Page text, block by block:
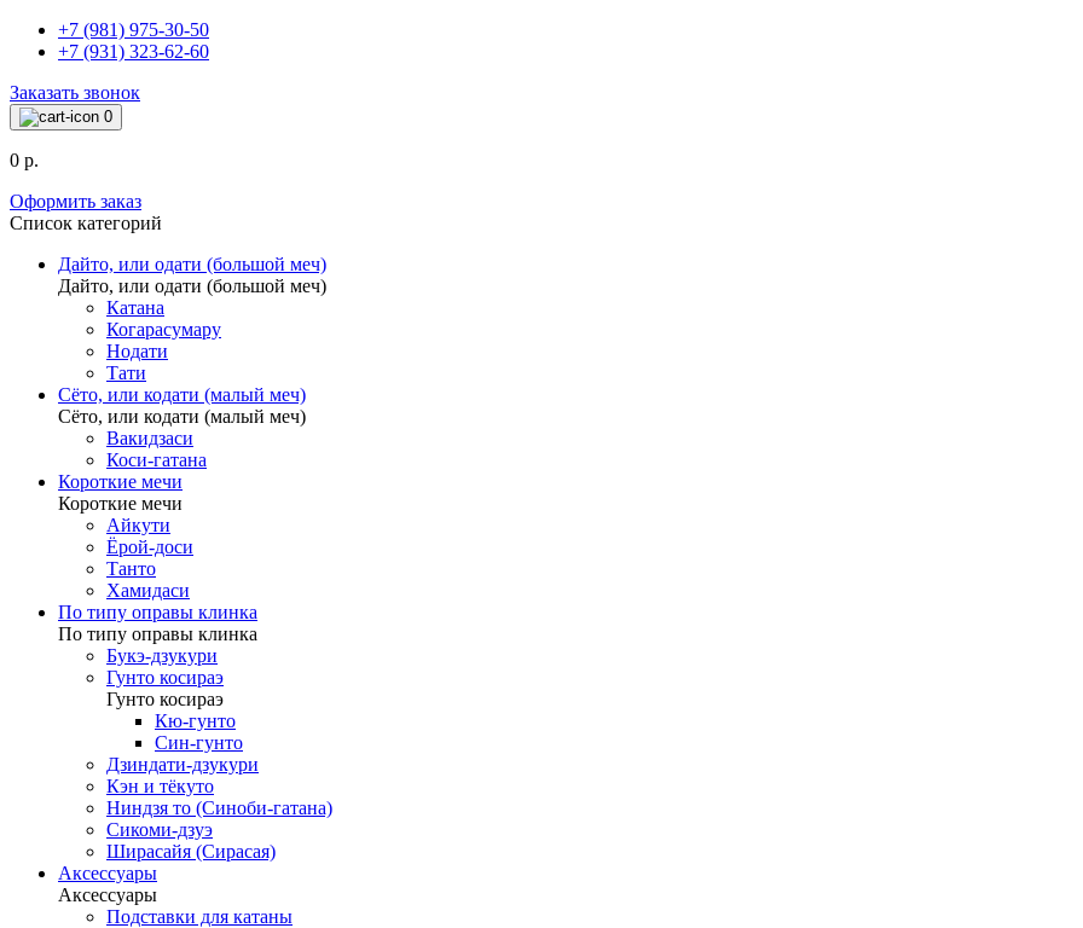
+7 (981) 975-30-50
+7 (931) 323-62-60
Заказать звонок
0
0 р.
Оформить заказ
Список категорий
Дайто, или одати (большой меч)
Дайто, или одати (большой меч)
Катана
Когарасумару
Нодати
Тати
Сёто, или кодати (малый меч)
Сёто, или кодати (малый меч)
Вакидзаси
Коси-гатана
Короткие мечи
Короткие мечи
Айкути
Ёрой-доси
Танто
Хамидаси
По типу оправы клинка
По типу оправы клинка
Букэ-дзукури
Гунто косираэ
Гунто косираэ
Кю-гунто
Син-гунто
Дзиндати-дзукури
Кэн и тёкуто
Ниндзя то (Синоби-гатана)
Сикоми-дзуэ
Ширасайя (Сирасая)
Аксессуары
Аксессуары
Подставки для катаны